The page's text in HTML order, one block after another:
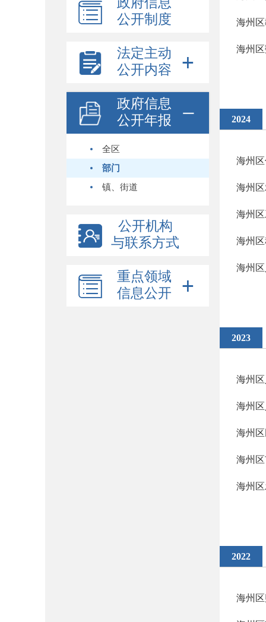
公开制度
法定主动
公开内容
政府信息
公开年报
全区
部门
镇、街道
公开机构
与联系方式
重点领域
信息公开
海州
海州
2024
海州
海州
海州
海州
海州
2023
海州
海州
海州
海州
海州
2022
海州